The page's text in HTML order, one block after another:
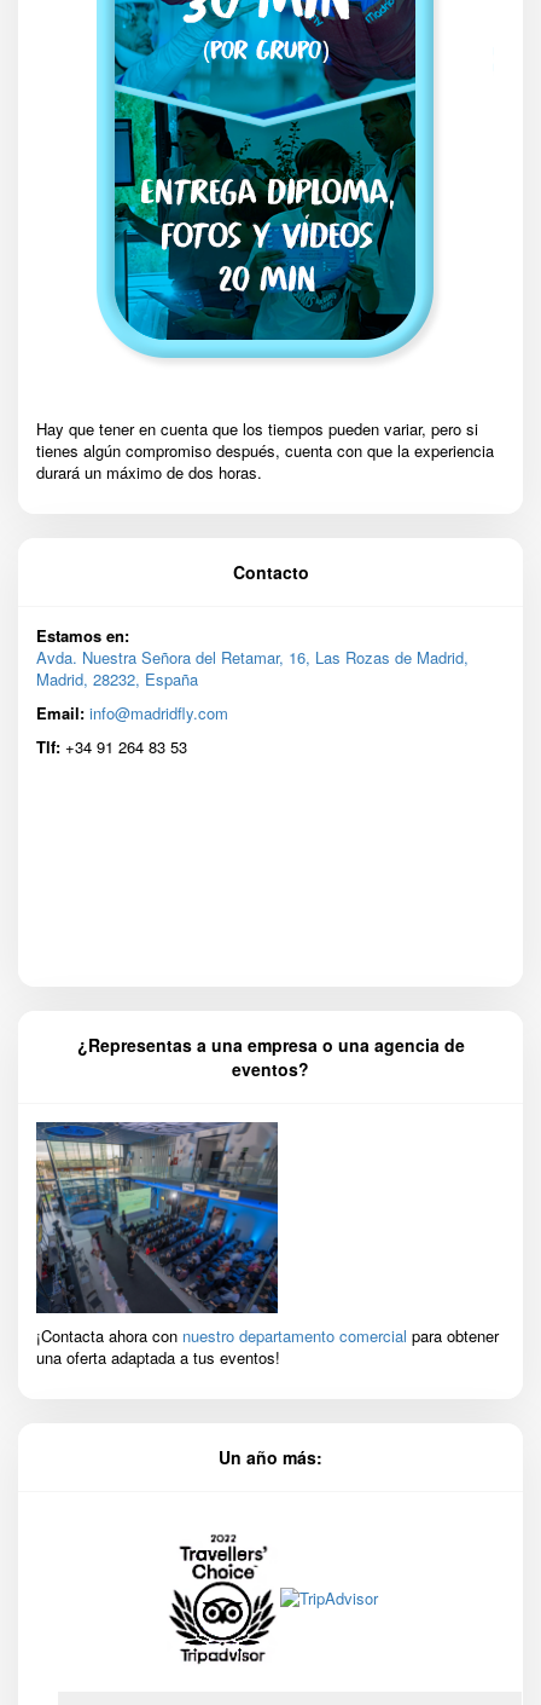
Hay que tener en cuenta que los tiempos pueden variar, pero si
tienes algún compromiso después, cuenta con que la experiencia
durará un máximo de dos horas.
Contacto
Estamos en:
Avda. Nuestra Señora del Retamar, 16, Las Rozas de Madrid,
Madrid, 28232, España
Email: info@madridfly.com
Tlf: +34 91 264 83 53
¿Representas a una empresa o una agencia de
eventos?
¡Contacta ahora con nuestro departamento comercial para obtener
una oferta adaptada a tus eventos!
Un año más: